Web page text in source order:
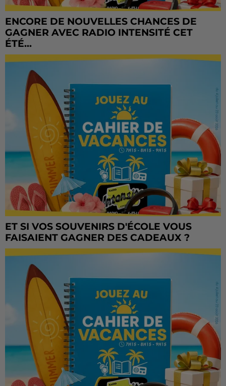
ENCORE DE NOUVELLES CHANCES DE
GAGNER AVEC RADIO INTENSITÉ CET
ÉTÉ...
ET SI VOS SOUVENIRS D'ÉCOLE VOUS
FAISAIENT GAGNER DES CADEAUX ?